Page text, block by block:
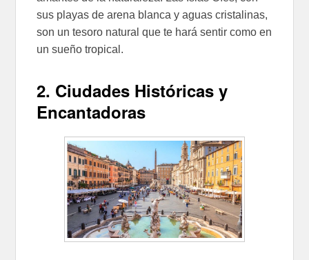
sus playas de arena blanca y aguas cristalinas,
son un tesoro natural que te hará sentir como en
un sueño tropical.
2. Ciudades Históricas y
Encantadoras